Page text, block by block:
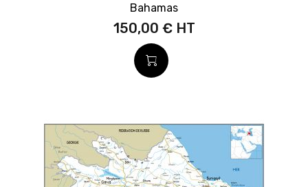
Bahamas
150,00 €